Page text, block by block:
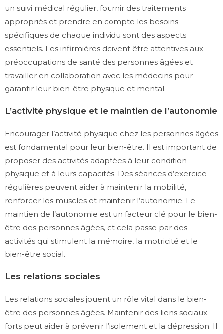
un suivi médical régulier, fournir des traitements
appropriés et prendre en compte les besoins
spécifiques de chaque individu sont des aspects
essentiels. Les infirmières doivent être attentives aux
préoccupations de santé des personnes âgées et
travailler en collaboration avec les médecins pour
garantir leur bien-être physique et mental.
L’activité physique et le maintien de l’autonomie
Encourager l’activité physique chez les personnes âgées
est fondamental pour leur bien-être. Il est important de
proposer des activités adaptées à leur condition
physique et à leurs capacités. Des séances d’exercice
régulières peuvent aider à maintenir la mobilité,
renforcer les muscles et maintenir l’autonomie. Le
maintien de l’autonomie est un facteur clé pour le bien-
être des personnes âgées, et cela passe par des
activités qui stimulent la mémoire, la motricité et le
bien-être social.
Les relations sociales
Les relations sociales jouent un rôle vital dans le bien-
être des personnes âgées. Maintenir des liens sociaux
forts peut aider à prévenir l’isolement et la dépression. Il